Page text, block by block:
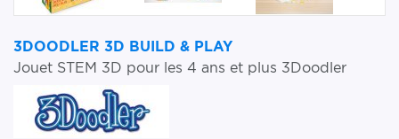
3DOODLER 3D BUILD & PLAY
Jouet STEM 3D pour les 4 ans et plus 3Doodler